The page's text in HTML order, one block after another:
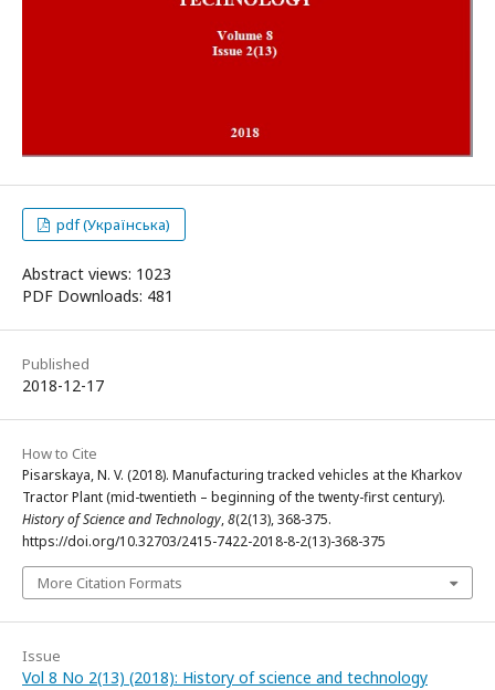
pdf (Українська)
Abstract views: 1023
PDF Downloads: 481
Published
2018-12-17
How to Cite
Pisarskaya, N. V. (2018). Manufacturing tracked vehicles at the Kharkov
Tractor Plant (mid-twentieth – beginning of the twenty-first century).
History of Science and Technology,8(2(13), 368-375.
https://doi.org/10.32703/2415-7422-2018-8-2(13)-368-375
More Citation Formats
Issue
Vol 8 No 2(13) (2018): History of science and technology